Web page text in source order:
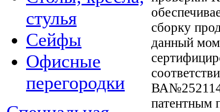
стулья
Сейфы
Офисные
перегородки
сборку
данный
ВА№252114
патентным